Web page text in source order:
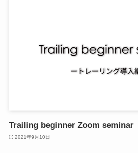
Trailing beginner Zoom seminar
2021年9月10日